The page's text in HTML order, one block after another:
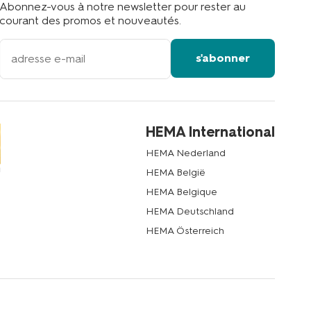
Abonnez-vous à notre newsletter pour rester au
courant des promos et nouveautés.
votre
adresse
s'abonner
HEMA International
HEMA Nederland
HEMA België
HEMA Belgique
HEMA Deutschland
HEMA Österreich